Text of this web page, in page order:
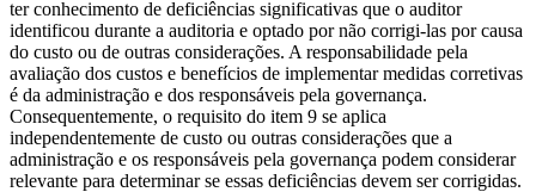
ter conhecimento de deficiências significativas que o auditor
identificou durante a auditoria e optado por não corrigi-las por causa
do custo ou de outras considerações. A responsabilidade pela
avaliação dos custos e benefícios de implementar medidas corretivas
é da administração e dos responsáveis pela governança.
Consequentemente, o requisito do item 9 se aplica
independentemente de custo ou outras considerações que a
administração e os responsáveis pela governança podem considerar
relevante para determinar se essas deficiências devem ser corrigidas.